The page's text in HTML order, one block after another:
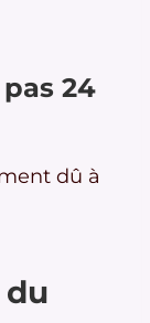
24
dû à